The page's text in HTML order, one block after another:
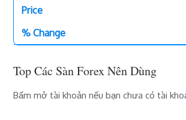
Top Các Sàn Forex Nên Dùng
Bấm mở tài khoản nếu bạn chưa có tài